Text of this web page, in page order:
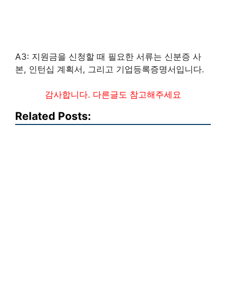
A3: 지원금을 신청할 때 필요한 서류는 신분증 사
본, 인턴십 계획서, 그리고 기업등록증명서입니다.
감사합니다. 다른글도 참고해주세요
Related Posts: